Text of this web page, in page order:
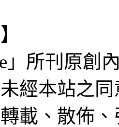
」所刊原創
經本站之
載、散佈